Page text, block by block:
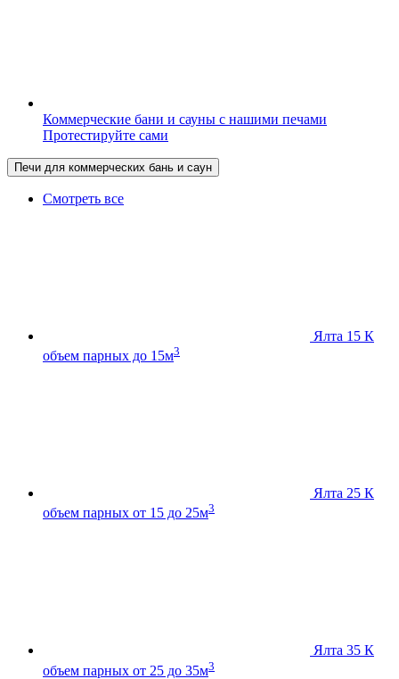
Коммерческие бани и сауны с нашими печами
Протестируйте сами
Печи для коммерческих бань и саун
Смотреть все
Ялта 15 К
объем парных до 15м3
Ялта 25 К
объем парных от 15 до 25м3
Ялта 35 К
объем парных от 25 до 35м3